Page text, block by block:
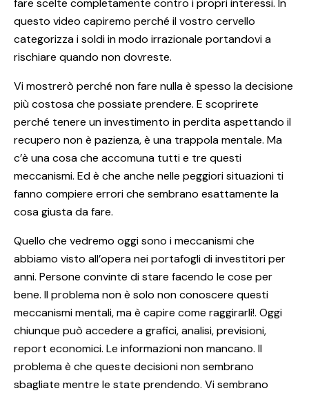
fare scelte completamente contro i propri interessi. In
questo video capiremo perché il vostro cervello
categorizza i soldi in modo irrazionale portandovi a
rischiare quando non dovreste.
Vi mostrerò perché non fare nulla è spesso la decisione
più costosa che possiate prendere. E scoprirete
perché tenere un investimento in perdita aspettando il
recupero non è pazienza, è una trappola mentale. Ma
c’è una cosa che accomuna tutti e tre questi
meccanismi. Ed è che anche nelle peggiori situazioni ti
fanno compiere errori che sembrano esattamente la
cosa giusta da fare.
Quello che vedremo oggi sono i meccanismi che
abbiamo visto all’opera nei portafogli di investitori per
anni. Persone convinte di stare facendo le cose per
bene. Il problema non è solo non conoscere questi
meccanismi mentali, ma è capire come raggirarli!. Oggi
chiunque può accedere a grafici, analisi, previsioni,
report economici. Le informazioni non mancano. Il
problema è che queste decisioni non sembrano
sbagliate mentre le state prendendo. Vi sembrano